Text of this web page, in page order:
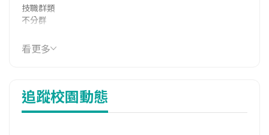
技職群類
不分群
114年學費
15,270 元/學期
9,570 元/學期
114年註冊率
看更多
追蹤校園動態